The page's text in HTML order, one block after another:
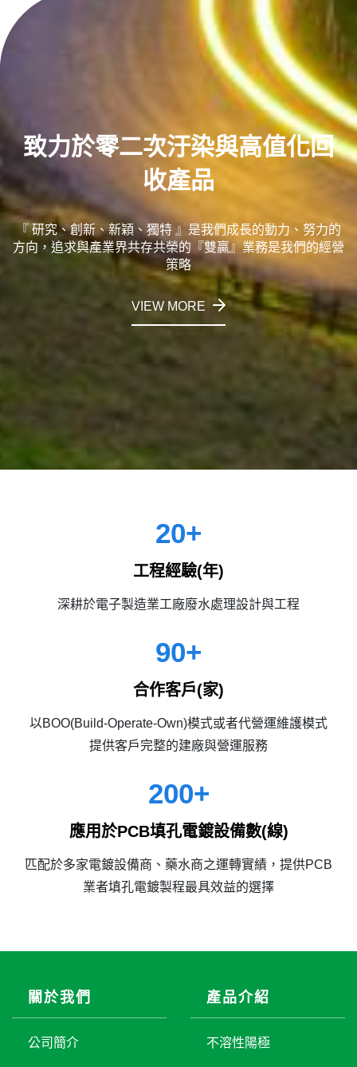
致力於零二次汙染與高值化回
收產品
『 研究、創新、新穎、獨特 』是我們成長的動力、努力的
方向，追求與產業界共存共榮的『雙贏』業務是我們的經營
策略
VIEW MORE
20+
工程經驗(年)
深耕於電子製造業工廠廢水處理設計與工程
90+
合作客戶(家)
以BOO(Build-Operate-Own)模式或者代營運維護模式
提供客戶完整的建廠與營運服務
200+
應用於PCB填孔電鍍設備數(線)
匹配於多家電鍍設備商、藥水商之運轉實績，提供PCB
業者填孔電鍍製程最具效益的選擇
關於我們
公司簡介
產品介紹
不溶性陽極